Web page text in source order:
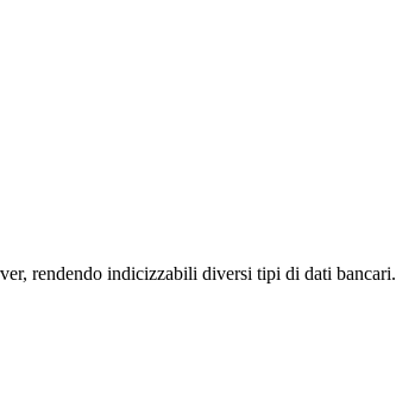
rendendo indicizzabili diversi tipi di dati bancari.